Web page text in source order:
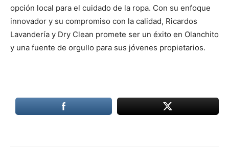
opción local para el cuidado de la ropa. Con su enfoque
innovador y su compromiso con la calidad, Ricardos
Lavandería y Dry Clean promete ser un éxito en Olanchito
y una fuente de orgullo para sus jóvenes propietarios.